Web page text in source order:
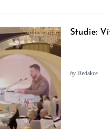
Studie:
by Redakce